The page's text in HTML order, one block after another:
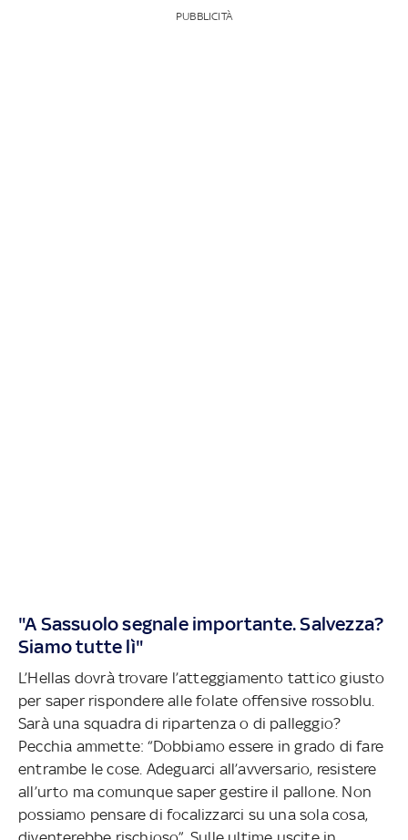
PUBBLICITÀ
"A Sassuolo segnale importante. Salvezza?
Siamo tutte lì"
L’Hellas dovrà trovare l’atteggiamento tattico giusto
per saper rispondere alle folate offensive rossoblu.
Sarà una squadra di ripartenza o di palleggio?
Pecchia ammette: “Dobbiamo essere in grado di fare
entrambe le cose. Adeguarci all’avversario, resistere
all’urto ma comunque saper gestire il pallone. Non
possiamo pensare di focalizzarci su una sola cosa,